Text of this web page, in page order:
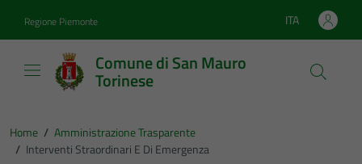
Regione Piemonte Lingua attiva:
ITA
Comune di San Mauro
Torinese
Home / Amministrazione Trasparente
/ Interventi Straordinari E Di Emergenza